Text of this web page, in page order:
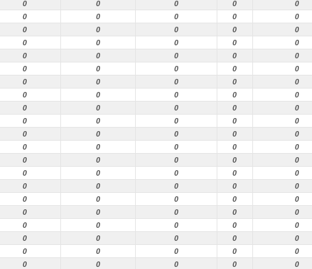
0 0 0 0
0
0 0 0 0
0
0 0 0 0
0
0 0 0 0
0
0 0 0 0
0
0 0 0 0
0
0 0 0 0
0
0 0 0 0
0
0 0 0 0
0
0 0 0 0
0
0 0 0 0
0
0 0 0 0
0
0 0 0 0
0
0 0 0 0
0
0 0 0 0
0
0 0 0 0
0
0 0 0 0
0
0 0 0 0
0
0 0 0 0
0
0 0 0 0
0
0 0 0 0
0